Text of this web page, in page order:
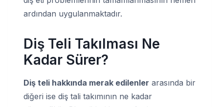
ardından uygulanmaktadır.
Diş Teli Takılması Ne
Kadar Sürer?
Diş teli hakkında merak edilenler arasında bir
diğeri ise diş tali takımının ne kadar